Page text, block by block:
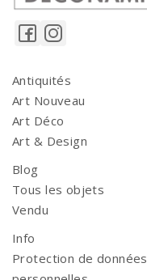
Antiquités
Art Nouveau
Art Déco
Art & Design
Blog
Tous les objets
Vendu
Info
Protection de données